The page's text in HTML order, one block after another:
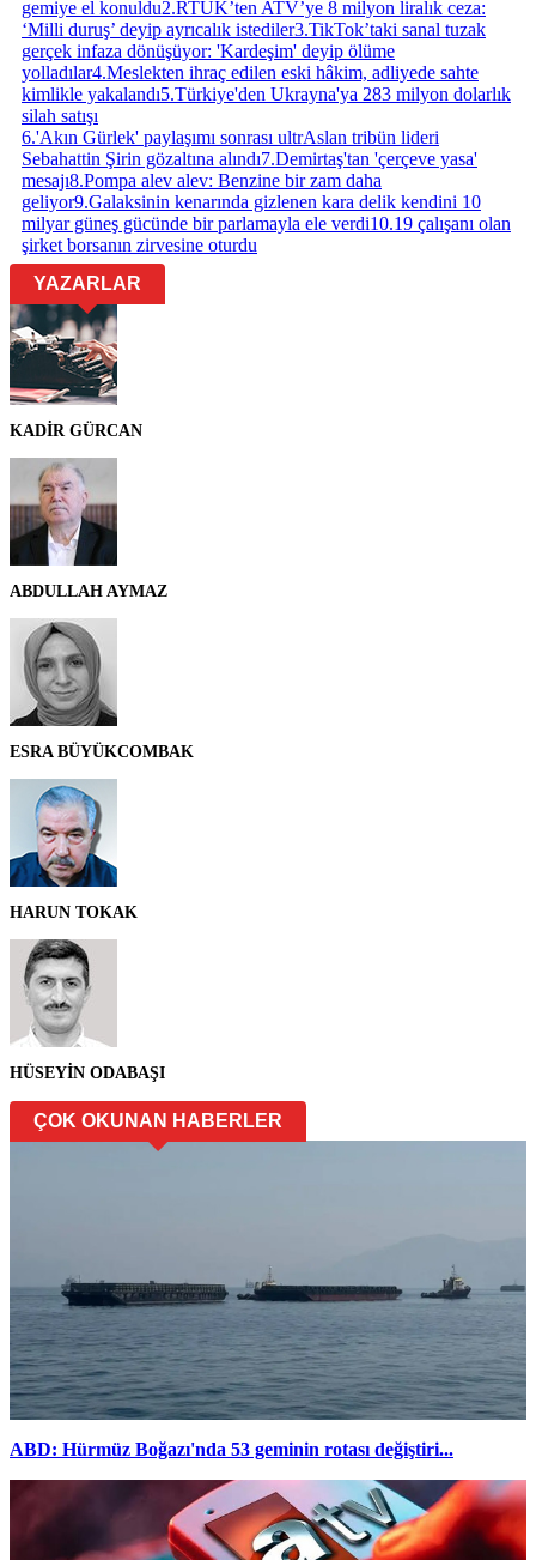
gemiye el konuldu2.RTÜK’ten ATV’ye 8 milyon liralık ceza:
‘Milli duruş’ deyip ayrıcalık istediler3.TikTok’taki sanal tuzak
gerçek infaza dönüşüyor: 'Kardeşim' deyip ölüme
yolladılar4.Meslekten ihraç edilen eski hâkim, adliyede sahte
kimlikle yakalandı5.Türkiye'den Ukrayna'ya 283 milyon dolarlık
silah satışı
6.'Akın Gürlek' paylaşımı sonrası ultrAslan tribün lideri
Sebahattin Şirin gözaltına alındı7.Demirtaş'tan 'çerçeve yasa'
mesajı8.Pompa alev alev: Benzine bir zam daha
geliyor9.Galaksinin kenarında gizlenen kara delik kendini 10
milyar güneş gücünde bir parlamayla ele verdi10.19 çalışanı olan
şirket borsanın zirvesine oturdu
YAZARLAR
KADİR GÜRCAN
ABDULLAH AYMAZ
ESRA BÜYÜKCOMBAK
HARUN TOKAK
HÜSEYİN ODABAŞI
ÇOK OKUNAN HABERLER
ABD: Hürmüz Boğazı'nda 53 geminin rotası değiştiri...